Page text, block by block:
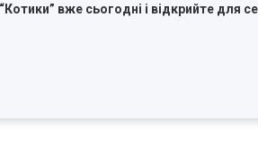
вже сьогодні і відкрийте для